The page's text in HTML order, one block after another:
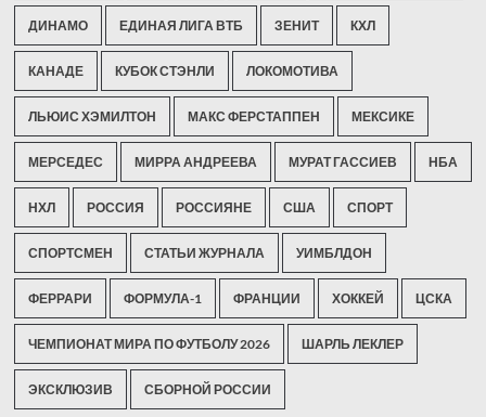
ДИНАМО ЕДИНАЯ ЛИГА ВТБ ЗЕНИТ КХЛ
КАНАДЕ КУБОК СТЭНЛИ ЛОКОМОТИВА
ЛЬЮИС ХЭМИЛТОН МАКС ФЕРСТАППЕН МЕКСИКЕ
МЕРСЕДЕС МИРРА АНДРЕЕВА МУРАТ ГАССИЕВ НБА
НХЛ РОССИЯ РОССИЯНЕ США СПОРТ
СПОРТСМЕН СТАТЬИ ЖУРНАЛА УИМБЛДОН
ФЕРРАРИ ФОРМУЛА-1 ФРАНЦИИ ХОККЕЙ ЦСКА
ЧЕМПИОНАТ МИРА ПО ФУТБОЛУ 2026 ШАРЛЬ ЛЕКЛЕР
ЭКСКЛЮЗИВ СБОРНОЙ РОССИИ